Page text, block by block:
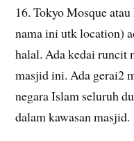
16. Tokyo Mosque
nama ini utk location)
halal. Ada kedai runcit
masjid ini. Ada gerai2
negara Islam seluruh
dalam kawasan masjid.